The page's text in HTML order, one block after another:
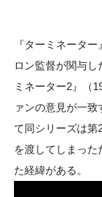
『ターミネータ
ロン監督が関与
ミネーター2』（
ァンの意見が一
て同シリーズは第
を渡してしまった
た経緯がある。